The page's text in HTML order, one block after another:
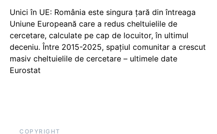
Unici în UE: România este singura țară din întreaga
Uniune Europeană care a redus cheltuielile de
cercetare, calculate pe cap de locuitor, în ultimul
deceniu. Între 2015-2025, spațiul comunitar a crescut
masiv cheltuielile de cercetare – ultimele date
Eurostat
COPYRIGHT